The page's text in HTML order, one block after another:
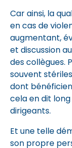
Car ainsi, la
en cas de
augmentant,
et discussion
des collègues.
souvent
dont
cela en dit
dirigeants.
Et une telle
son propre